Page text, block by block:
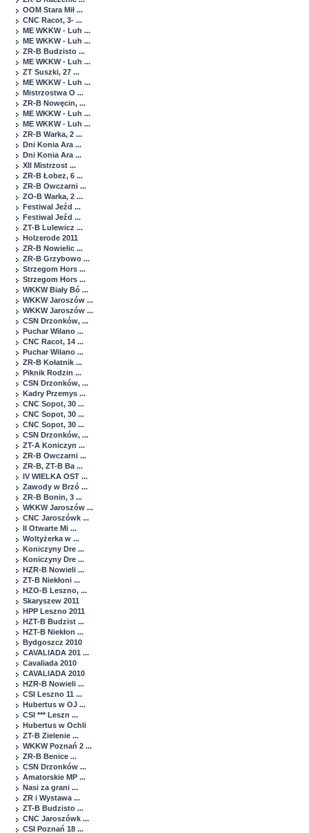
OOM Stara Mił ...
CNC Racot, 3- ...
ME WKKW - Luh ...
ME WKKW - Luh ...
ZR-B Budzisto ...
ME WKKW - Luh ...
ZT Suszki, 27 ...
ME WKKW - Luh ...
Mistrzostwa O ...
ZR-B Nowęcin, ...
ME WKKW - Luh ...
ME WKKW - Luh ...
ZR-B Warka, 2 ...
Dni Konia Ara ...
Dni Konia Ara ...
XII Mistrzost ...
ZR-B Łobez, 6 ...
ZR-B Owczarni ...
ZO-B Warka, 2 ...
Festiwal Jeźd ...
Festiwal Jeźd ...
ZT-B Lulewicz ...
Holzerode 2011
ZR-B Nowielic ...
ZR-B Grzybowo ...
Strzegom Hors ...
Strzegom Hors ...
WKKW Biały Bó ...
WKKW Jaroszów ...
WKKW Jaroszów ...
CSN Drzonków, ...
Puchar Wilano ...
CNC Racot, 14 ...
Puchar Wilano ...
ZR-B Kołatnik ...
Piknik Rodzin ...
CSN Drzonków, ...
Kadry Przemys ...
CNC Sopot, 30 ...
CNC Sopot, 30 ...
CNC Sopot, 30 ...
CSN Drzonków, ...
ZT-A Koniczyn ...
ZR-B Owczarni ...
ZR-B, ZT-B Ba ...
IV WIELKA OST ...
Zawody w Brzó ...
ZR-B Bonin, 3 ...
WKKW Jaroszów ...
CNC Jaroszówk ...
II Otwarte Mi ...
Woltyżerka w ...
Koniczyny Dre ...
Koniczyny Dre ...
HZR-B Nowieli ...
ZT-B Niekłoni ...
HZO-B Leszno, ...
Skaryszew 2011
HPP Leszno 2011
HZT-B Budzist ...
HZT-B Niekłon ...
Bydgoszcz 2010
CAVALIADA 201 ...
Cavaliada 2010
CAVALIADA 2010
HZR-B Nowieli ...
CSI Leszno 11 ...
Hubertus w OJ ...
CSI *** Leszn ...
Hubertus w Ochli
ZT-B Zielenie ...
WKKW Poznań 2 ...
ZR-B Benice ...
CSN Drzonków ...
Amatorskie MP ...
Nasi za grani ...
ZR i Wystawa ...
ZT-B Budzisto ...
CNC Jaroszówk ...
CSI Poznań 18 ...